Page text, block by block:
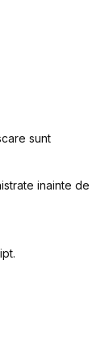
sunt
inainte de